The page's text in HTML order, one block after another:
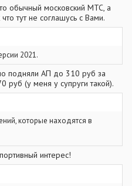
обычный московский МТС, а
тут не соглашусь с Вами.
2021.
подняли АП до 310 руб за
руб (у меня у супруги такой).
которые находятся в
интерес!